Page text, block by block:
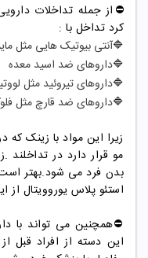
⛔️از جمله تداخلات
کرد تداخل با :
🔷آنتی بیوتیک هایی مثل
🔷داروهای ضد اسید معده
🔷داروهای تیروئید مثل
🔷داروهای ضد قارچ مثل
زیرا این مواد با زینک
مو قرار دارد در
استئو پلاس یوروویتال از
⛔️همچنین می تواند با
این دسته از افراد